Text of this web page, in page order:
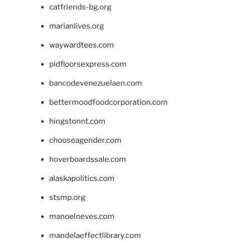
catfriends-bg.org
marianlives.org
waywardtees.com
pidfloorsexpress.com
bancodevenezuelaen.com
bettermoodfoodcorporation.com
hingstonnt.com
chooseagender.com
hoverboardssale.com
alaskapolitics.com
stsmp.org
manoelneves.com
mandelaeffectlibrary.com